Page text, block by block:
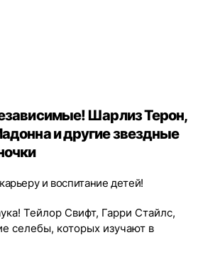
Шарлиз Терон,
и другие звездные
и воспитание детей!